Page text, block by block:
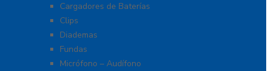
Cargadores de Baterías
Clips
Diademas
Fundas
Micrófono – Audífono